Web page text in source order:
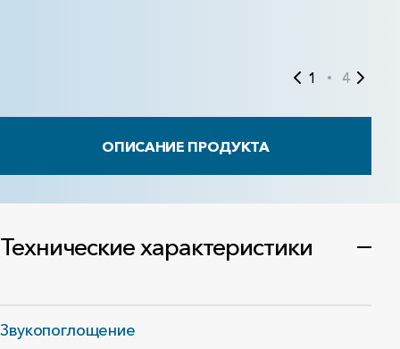
ОПИСАНИЕ ПРОДУКТА
1 4
Технические характеристики
Звукопоглощение